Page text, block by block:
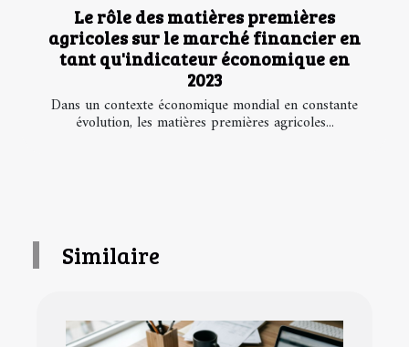
Le rôle des matières premières
agricoles sur le marché financier en
tant qu'indicateur économique en
2023
Dans un contexte économique mondial en constante
évolution, les matières premières agricoles...
Similaire